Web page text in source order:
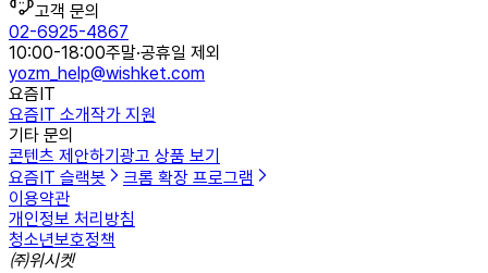
고객 문의
02-6925-4867
10:00-18:00주말·공휴일 제외
yozm_help@wishket.com
요즘IT
요즘IT 소개작가 지원
기타 문의
콘텐츠 제안하기 광고 상품 보기
요즘IT 슬랙봇
크롬 확장 프로그램
이용약관
개인정보 처리방침
청소년보호정책
㈜위시켓